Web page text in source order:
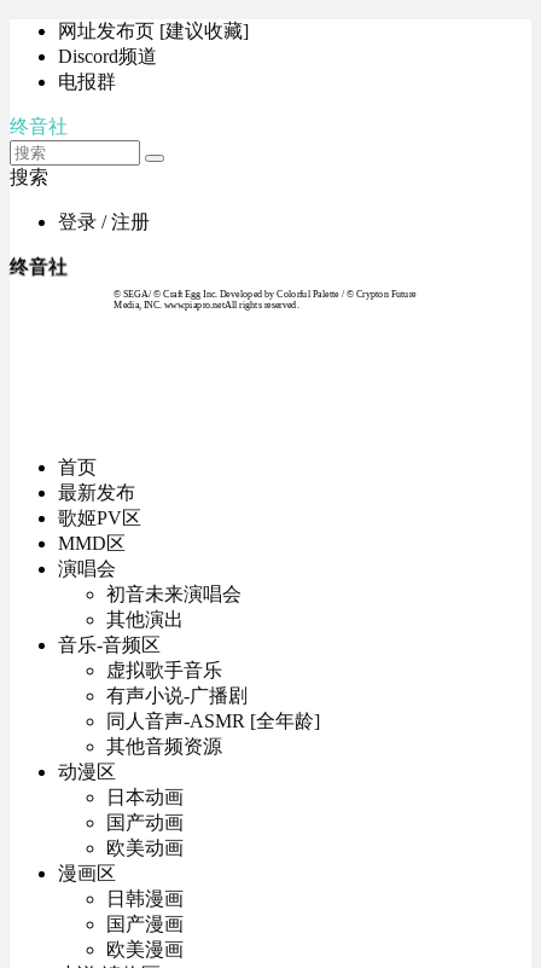
网址发布页 [建议收藏]
Discord频道
电报群
终音社
搜索
登录 / 注册
终音社
© SEGA / © Craft Egg Inc. Developed by Colorful Palette / © Crypton Future
Media, INC. www.piapro.netAll rights reserved.
首页
最新发布
歌姬PV区
MMD区
演唱会
初音未来演唱会
其他演出
音乐-音频区
虚拟歌手音乐
有声小说-广播剧
同人音声-ASMR [全年龄]
其他音频资源
动漫区
日本动画
国产动画
欧美动画
漫画区
日韩漫画
国产漫画
欧美漫画